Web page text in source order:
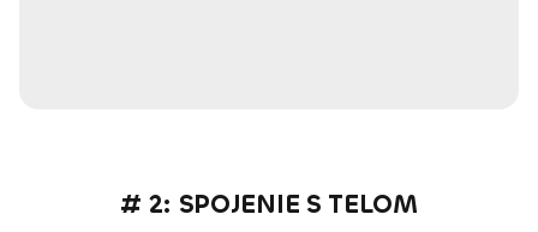
# 2: SPOJENIE S TELOM